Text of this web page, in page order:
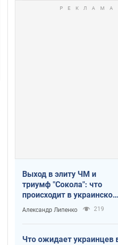
Выход в элиту ЧМ и
триумф "Сокола": что
происходит в украинском
хоккее
Александр Липенко 219
Что ожидает украинцев